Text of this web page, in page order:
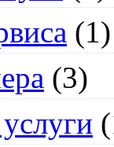
(1)
(3)